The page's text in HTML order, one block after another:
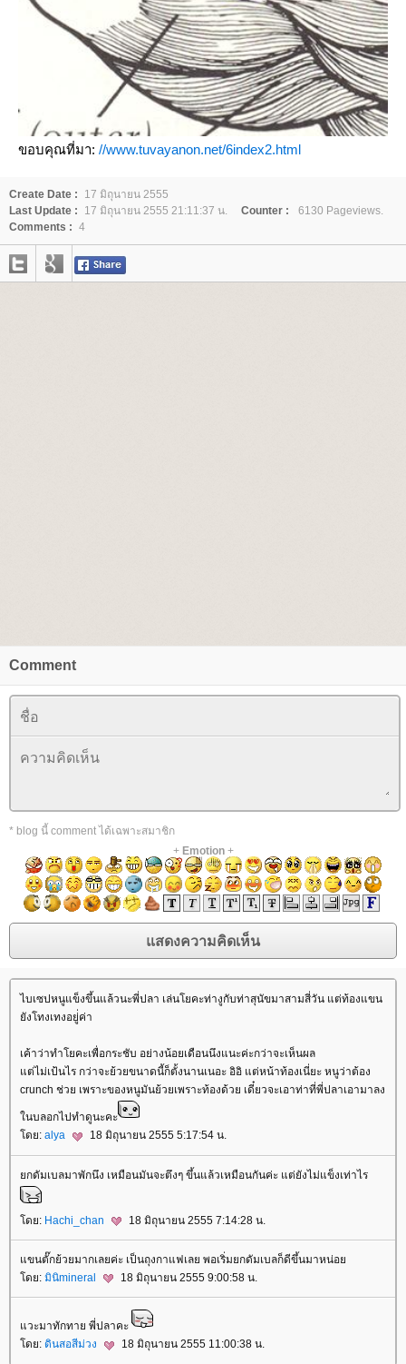
ขอบคุณที่มา: //www.tuvayanon.net/6index2.html
Create Date :
17 มิถุนายน 2555
Last Update :
17 มิถุนายน 2555 21:11:37 น. Counter :
6130 Pageviews.
Comments : 4
Comment
* blog นี้ comment ได้เฉพาะสมาชิก
+ Emotion+
ไบเซปหนูแข็งขึ้นแล้วนะพี่ปลา เล่นโยคะท่างูกับท่าสุนัขมาสามสี่วัน แต่ท้องแขน
ังโทงเทงอยู่่ค่า
เค้าว่าทำโยคะเพื่อกระชับ อย่างน้อยเดือนนึงแนะค่ะกว่าจะเห็นผล
ต่ไม่เป้นไร กว่าจะย้วยขนาดนี้ก็ตั้งนานเนอะ อิอิ แต่หน้าท้องเนี่ยะ หนูว่าต้อง
crunch ช่วย เพราะของหนูมันย้วยเพราะท้องด้วย เดี๋ยวจะเอาท่าที่พี่ปลาเอามาลง
นบลอกไปทำดูนะคะ
ดย: alya 18 มิถุนายน 2555 5:17:54 น.
กดัมเบลมาพักนึง เหมือนมันจะตึงๆ ขึ้นแล้วเหมือนกันค่ะ แต่ยังไม่แข็งเท่าไร
ดย: Hachi_chan 18 มิถุนายน 2555 7:14:28 น.
ขนตั๊กย้วยมากเลยค่ะ เป็นถุงกาแฟเลย พอเริ่มยกดัมเบลก็ดีขึ้นมาหน่อ
ดย: มินิmineral 18 มิถุนายน 2555 9:00:58 น.
วะมาทักทาย พี่ปลาคะ
ดย: ดินสอสีม่วง 18 มิถุนายน 2555 11:00:38 น.